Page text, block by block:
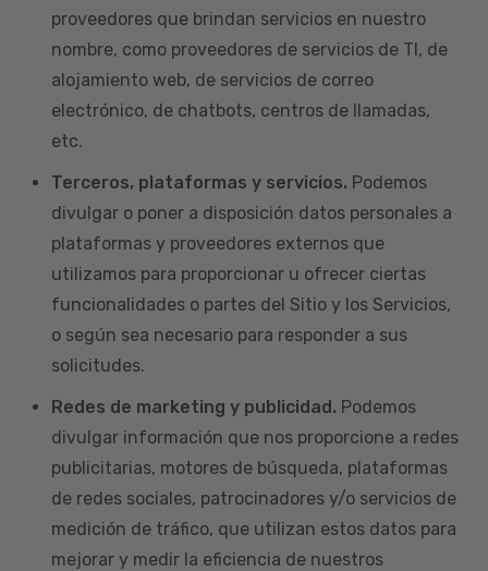
proveedores que brindan servicios en nuestro
nombre, como proveedores de servicios de TI, de
alojamiento web, de servicios de correo
electrónico, de chatbots, centros de llamadas,
etc.
Terceros, plataformas y servicios. Podemos
divulgar o poner a disposición datos personales a
plataformas y proveedores externos que
utilizamos para proporcionar u ofrecer ciertas
funcionalidades o partes del Sitio y los Servicios,
o según sea necesario para responder a sus
solicitudes.
Redes de marketing y publicidad. Podemos
divulgar información que nos proporcione a redes
publicitarias, motores de búsqueda, plataformas
de redes sociales, patrocinadores y/o servicios de
medición de tráfico, que utilizan estos datos para
mejorar y medir la eficiencia de nuestros